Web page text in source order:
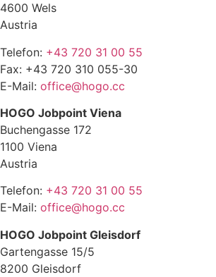
4600 Wels
Austria
Telefon: +43 720 31 00 55
Fax: +43 720 310 055-30
E-Mail: office@hogo.cc
HOGO Jobpoint Viena
Buchengasse 172
1100 Viena
Austria
Telefon: +43 720 31 00 55
E-Mail: office@hogo.cc
HOGO Jobpoint Gleisdorf
Gartengasse 15/5
8200 Gleisdorf